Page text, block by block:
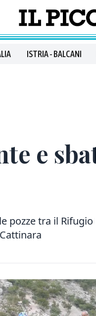
ISTRIA - BALCANI
e
pozze tra il Rifugio